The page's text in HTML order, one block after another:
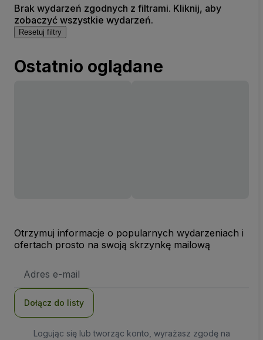
Brak wydarzeń zgodnych z filtrami. Kliknij, aby
zobaczyć wszystkie wydarzeń.
Resetuj filtry
Ostatnio oglądane
Otrzymuj informacje o popularnych wydarzeniach i
ofertach prosto na swoją skrzynkę mailową
e-
Dołącz do listy
Logując się lub tworząc konto, wyrażasz zgodę na